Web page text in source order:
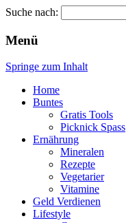
Pinkies
Suche nach:
Menü
Springe zum Inhalt
Home
Buntes
Gratis Tools
Picknick Spass
Ernährung
Mineralen
Rezepte
Vegetarier
Vitamine
Geld Verdienen
Lifestyle